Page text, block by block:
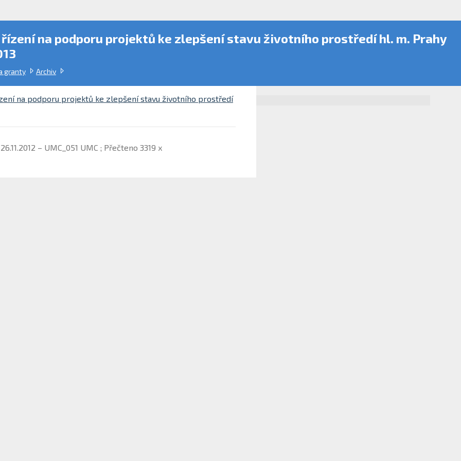
na podporu projektů ke zlepšení stavu životního prostředí hl. m. Prahy
granty Archiv
na podporu projektů ke zlepšení stavu životního prostředí
– UMC_051 UMC ; Přečteno 3319 x